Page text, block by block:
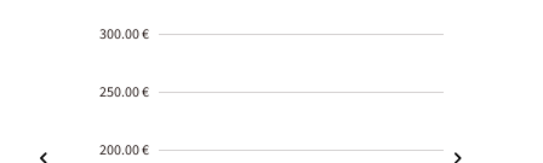
300.00 €
250.00 €
200.00 €